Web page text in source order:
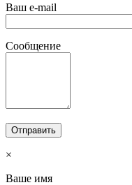
Ваш e-mail
Сообщение
×
Ваше имя